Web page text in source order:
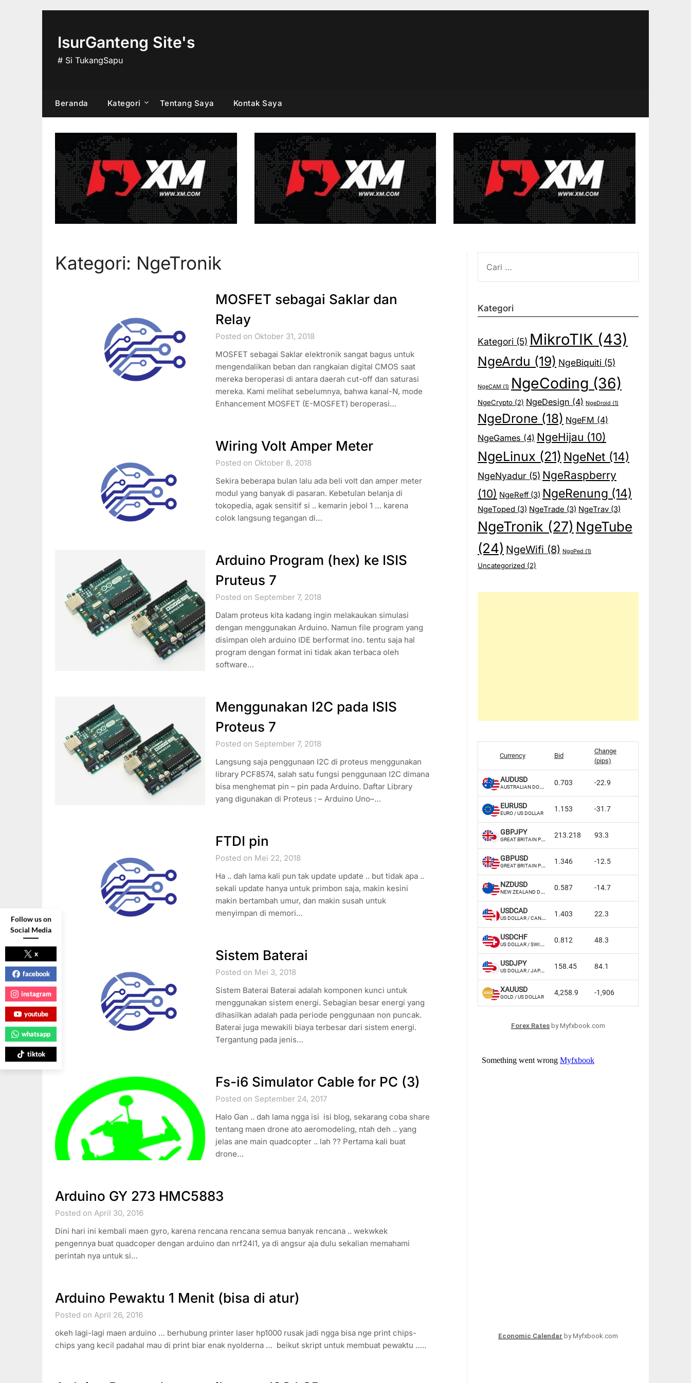
IsurGanteng Site's
# Si TukangSapu
Beranda Kategori Tentang Saya Kontak Saya
Kategori: NgeTronik
MOSFET sebagai Saklar dan
Relay
Posted on Oktober 31, 2018
MOSFET sebagai Saklar elektronik sangat bagus untuk
mengendalikan beban dan rangkaian digital CMOS saat
mereka beroperasi di antara daerah cut-off dan saturasi
mereka. Kami melihat sebelumnya, bahwa kanal-N, mode
Enhancement MOSFET (E-MOSFET) beroperasi…
Wiring Volt Amper Meter
Posted on Oktober 8, 2018
Sekira beberapa bulan lalu ada beli volt dan amper meter
modul yang banyak di pasaran. Kebetulan belanja di
tokopedia, agak sensitif si .. kemarin jebol 1 … karena
colok langsung tegangan di…
Arduino Program (hex) ke ISIS
Pruteus 7
Posted on September 7, 2018
Dalam proteus kita kadang ingin melakaukan simulasi
dengan menggunakan Arduino. Namun file program yang
disimpan oleh arduino IDE berformat ino. tentu saja hal
program dengan format ini tidak akan terbaca oleh
software…
Menggunakan I2C pada ISIS
Proteus 7
Posted on September 7, 2018
Langsung saja penggunaan I2C di proteus menggunakan
library PCF8574, salah satu fungsi penggunaan I2C dimana
bisa menghemat pin – pin pada Arduino. Daftar Library
yang digunakan di Proteus : – Arduino Uno–…
FTDI pin
Posted on Mei 22, 2018
Ha .. dah lama kali pun tak update update .. but tidak apa ..
sekali update hanya untuk primbon saja, makin kesini
makin bertambah umur, dan makin susah untuk
menyimpan di memori…
Sistem Baterai
Posted on Mei 3, 2018
Sistem Baterai Baterai adalah komponen kunci untuk
menggunakan sistem energi. Sebagian besar energi yang
dihasilkan adalah pada periode penggunaan non puncak.
Baterai juga mewakili biaya terbesar dari sistem energi.
Tergantung pada jenis…
Fs-i6 Simulator Cable for PC (3)
Posted on September 24, 2017
Halo Gan .. dah lama ngga isi isi blog, sekarang coba share
tentang maen drone ato aeromodeling, ntah deh .. yang
jelas ane main quadcopter .. lah ?? Pertama kali buat
drone…
Arduino GY 273 HMC5883
Posted on April 30, 2016
Dini hari ini kembali maen gyro, karena rencana rencana semua banyak rencana .. wekwkek
pengennya buat quadcoper dengan arduino dan nrf24l1, ya di angsur aja dulu sekalian memahami
perintah nya untuk si…
Arduino Pewaktu 1 Menit (bisa di atur)
Posted on April 26, 2016
okeh lagi-lagi maen arduino … berhubung printer laser hp1000 rusak jadi ngga bisa nge print chips-
chips yang kecil padahal mau di print biar enak nyolderna … beikut skript untuk membuat pewaktu …..
UNTUK:
Kategori
Kategori (5) MikroTIK (43)
NgeArdu (19) NgeBiquiti (5)
NgeCAM (1) NgeCoding (36)
NgeCrypto(2) NgeDesign (4) NgeDroid (1)
NgeDrone (18) NgeFM (4)
NgeGames (4) NgeHijau (10)
NgeLinux (21) NgeNet (14)
NgeNyadur(5) NgeRaspberry
(10) NgeReff(3) NgeRenung (14)
NgeToped (3) NgeTrade (3) NgeTrav(3)
NgeTronik (27) NgeTube
(24) NgeWifi (8) NgoPed (1)
Uncategorized (2)
Forex Ratesby Myfxbook.com
Economic Calendar by Myfxbook.com
Follow us on
Social Media
x
facebook
instagram
youtube
whatsapp
tiktok